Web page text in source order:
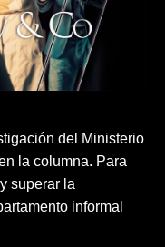
del Ministerio
la columna. Para
superar la
informal